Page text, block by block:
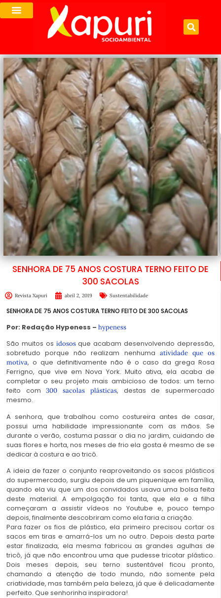
SENHORA DE 75 ANOS COSTURA TERNO FEITO DE
300 SACOLAS
Revista Xapuri abril 2, 2019 Sustentabilidade
SENHORA DE 75 ANOS COSTURA TERNO FEITO DE 300 SACOLAS
Por: Redação Hypeness – hypeness
São muitos os idososque acabam desenvolvendo depressão,
sobretudo porque não realizam nenhuma atividade que os
motiva, o que definitivamente não é o caso da grega Rosa
Ferrigno, que vive em Nova York. Muito ativa, ela acaba de
completar o seu projeto mais ambicioso de todos: um terno
feito com 300sacolas plásticas, destas de supermercado
mesmo.
A senhora, que trabalhou como costureira antes de casar,
possui uma habilidade impressionante com as mãos. Se
durante o verão, costuma passar o dia no jardim, cuidando de
suas flores e horta, nos meses de frio ela gosta é mesmo de se
dedicar à costura e ao tricô.
A ideia de fazer o conjunto reaproveitando os sacos plásticos
do supermercado, surgiu depois de um piquenique em família,
quando ela viu que um dos convidados usava uma bolsa feita
deste material. A empolgação foi tanta, que ela e a filha
começaram a assistir vídeos no Youtube e, pouco tempo
depois, finalmente descobriram como ela faria a criação.
Para fazer os fios de plástico, ela primeiro precisou cortar os
sacos em tiras e amarrá-los um no outro. Depois desta parte
estar finalizada, ela mesma fabricou as grandes agulhas de
tricô, já que não encontrou uma que pudesse tricotar plástico.
Dois meses depois, seu terno sustentável ficou pronto,
chamando a atenção de todo mundo, não somente pela
criatividade, mas também pela beleza, já que é delicadamente
perfeito. Que senhorinha inspiradora!